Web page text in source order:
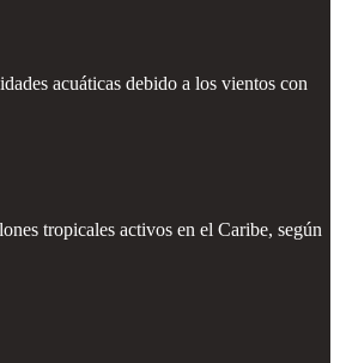
acuáticas debido a los vientos con
tropicales activos en el Caribe, según